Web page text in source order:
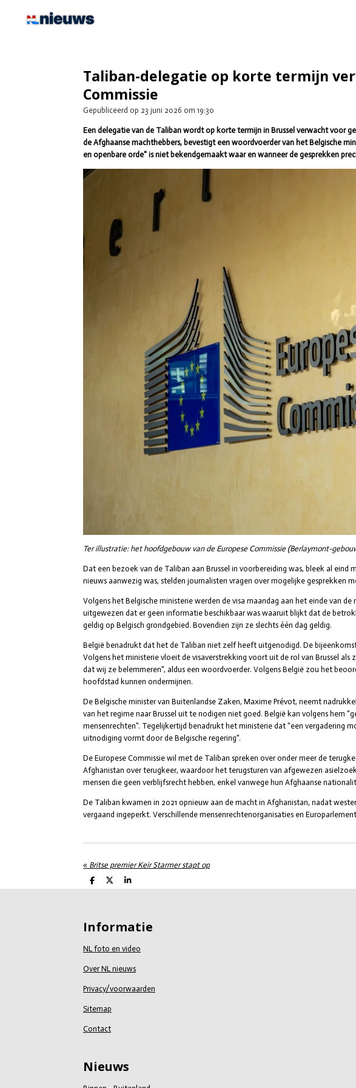
Taliban-delegatie op korte termijn
Commissie
Gepubliceerd op 23 juni 2026 om 19:30
Een delegatie van de Taliban wordt op korte termijn in Brussel verwacht voor
de Afghaanse machthebbers, bevestigt een woordvoerder van het Belgische
en openbare orde" is niet bekendgemaakt waar en wanneer de gesprekken
Ter illustratie: het hoofdgebouw van de Europese Commissie (Berlaymont-
Dat een bezoek van de Taliban aan Brussel in voorbereiding was, bleek al eind
nieuws aanwezig was, stelden journalisten vragen over mogelijke gesprekken
Volgens het Belgische ministerie werden de visa maandag aan het einde van
uitgewezen dat er geen informatie beschikbaar was waaruit blijkt dat de
geldig op Belgisch grondgebied. Bovendien zijn ze slechts één dag geldig.
België benadrukt dat het de Taliban niet zelf heeft uitgenodigd. De
Volgens het ministerie vloeit de visaverstrekking voort uit de rol van Brussel
dat wij ze belemmeren", aldus een woordvoerder. Volgens België zou het
hoofdstad kunnen ondermijnen.
De Belgische minister van Buitenlandse Zaken, Maxime Prévot, neemt
van het regime naar Brussel uit te nodigen niet goed. België kan volgens hem
mensenrechten". Tegelijkertijd benadrukt het ministerie dat "een vergadering
uitnodiging vormt door de Belgische regering".
De Europese Commissie wil met de Taliban spreken over onder meer de
Afghanistan over terugkeer, waardoor het terugsturen van afgewezen
mensen die geen verblijfsrecht hebben, enkel vanwege hun Afghaanse
De Taliban kwamen in 2021 opnieuw aan de macht in Afghanistan, nadat
vergaand ingeperkt. Verschillende mensenrechtenorganisaties en
« Britse premier Keir Starmer stapt op
D
e
D
e
S
h
Informatie
NL foto en video
Over NL nieuws
Privacy/voorwaarden
Sitemap
Contact
Nieuws